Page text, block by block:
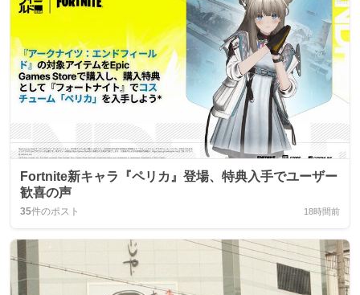
Fortnite新キャラ『ペリカ』登場、特典入手でユーザー
歓喜の声
35件のポスト 18時間前